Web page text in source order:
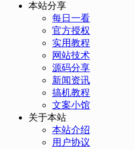
本站分享
每日一看
官方授权
实用教程
网站技术
源码分享
新闻资讯
搞机教程
文案小馆
关于本站
本站介绍
用户协议